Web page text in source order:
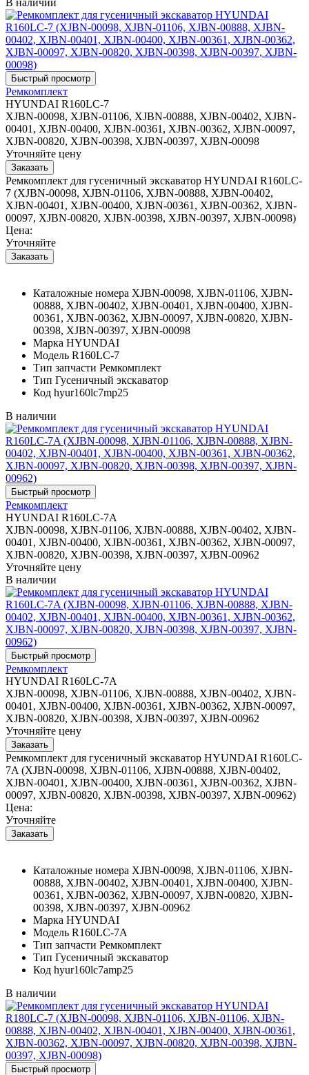
Ремкомплект
HYUNDAI R160LC-7
XJBN-00098, XJBN-01106, XJBN-00888, XJBN-00402, XJBN-
00401, XJBN-00400, XJBN-00361, XJBN-00362, XJBN-00097,
XJBN-00820, XJBN-00398, XJBN-00397, XJBN-00098
Уточняйте цену
Ремкомплект для гусеничный экскаватор HYUNDAI R160LC-
7 (XJBN-00098, XJBN-01106, XJBN-00888, XJBN-00402,
XJBN-00401, XJBN-00400, XJBN-00361, XJBN-00362, XJBN-
00097, XJBN-00820, XJBN-00398, XJBN-00397, XJBN-00098)
Цена:
Уточняйте
Каталожные номера XJBN-00098, XJBN-01106, XJBN-
00888, XJBN-00402, XJBN-00401, XJBN-00400, XJBN-
00361, XJBN-00362, XJBN-00097, XJBN-00820, XJBN-
00398, XJBN-00397, XJBN-00098
Марка HYUNDAI
Модель R160LC-7
Тип запчасти Ремкомплект
Тип Гусеничный экскаватор
Код hyur160lc7mp25
В наличии
Ремкомплект
HYUNDAI R160LC-7A
XJBN-00098, XJBN-01106, XJBN-00888, XJBN-00402, XJBN-
00401, XJBN-00400, XJBN-00361, XJBN-00362, XJBN-00097,
XJBN-00820, XJBN-00398, XJBN-00397, XJBN-00962
Уточняйте цену
В наличии
Ремкомплект
HYUNDAI R160LC-7A
XJBN-00098, XJBN-01106, XJBN-00888, XJBN-00402, XJBN-
00401, XJBN-00400, XJBN-00361, XJBN-00362, XJBN-00097,
XJBN-00820, XJBN-00398, XJBN-00397, XJBN-00962
Уточняйте цену
Ремкомплект для гусеничный экскаватор HYUNDAI R160LC-
7A (XJBN-00098, XJBN-01106, XJBN-00888, XJBN-00402,
XJBN-00401, XJBN-00400, XJBN-00361, XJBN-00362, XJBN-
00097, XJBN-00820, XJBN-00398, XJBN-00397, XJBN-00962)
Цена:
Уточняйте
Каталожные номера XJBN-00098, XJBN-01106, XJBN-
00888, XJBN-00402, XJBN-00401, XJBN-00400, XJBN-
00361, XJBN-00362, XJBN-00097, XJBN-00820, XJBN-
00398, XJBN-00397, XJBN-00962
Марка HYUNDAI
Модель R160LC-7A
Тип запчасти Ремкомплект
Тип Гусеничный экскаватор
Код hyur160lc7amp25
В наличии